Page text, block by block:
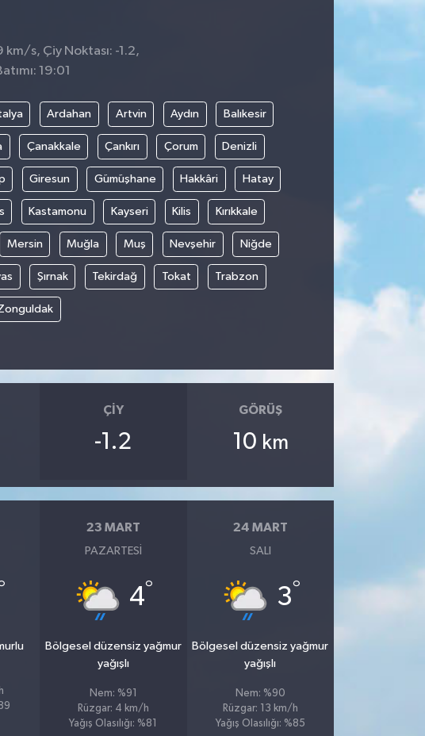
km/s, Çiy Noktası: -1.2,
19:01
Ardahan Artvin Aydın Balıkesir
Çanakkale Çankırı Çorum Denizli
Giresun Gümüşhane Hakkâri Hatay
Kastamonu Kayseri Kilis Kırıkkale
Mersin Muğla Muş Nevşehir Niğde
Şırnak Tekirdağ Tokat Trabzon
ÇIY
-1.2
GÖRÜŞ
10 km
23 MART
PAZARTESI
4°
Bölgesel düzensiz yağmur
yağışlı
Nem: %91
Rüzgar: 4 km/h
Yağış Olasılığı: %81
24 MART
SALI
3°
Bölgesel düzensiz yağmur
yağışlı
Nem: %90
Rüzgar: 13 km/h
Yağış Olasılığı: %85